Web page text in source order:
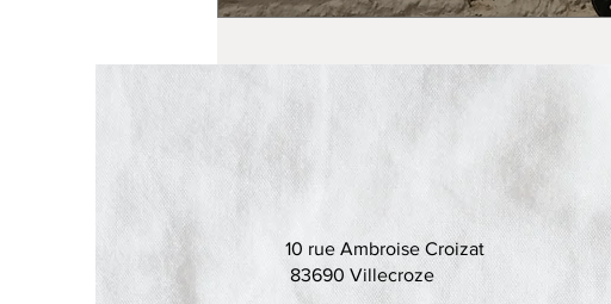
10 rue Ambroise Croizat
83690 Villecroze